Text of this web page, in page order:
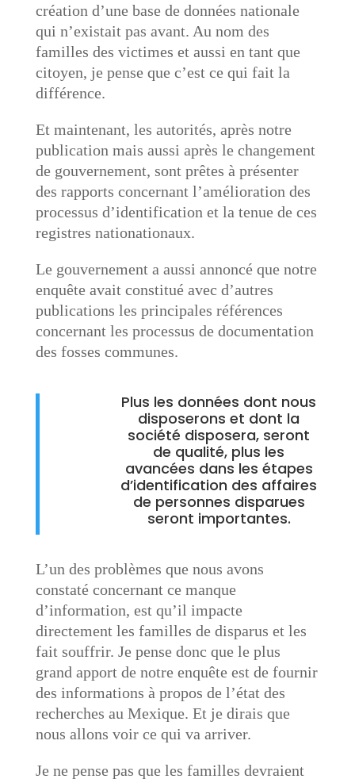
création d’une base de données nationale
qui n’existait pas avant. Au nom des
familles des victimes et aussi en tant que
citoyen, je pense que c’est ce qui fait la
différence.
Et maintenant, les autorités, après notre
publication mais aussi après le changement
de gouvernement, sont prêtes à présenter
des rapports concernant l’amélioration des
processus d’identification et la tenue de ces
registres nationationaux.
Le gouvernement a aussi annoncé que notre
enquête avait constitué avec d’autres
publications les principales références
concernant les processus de documentation
des fosses communes.
Plus les données dont nous
disposerons et dont la
société disposera, seront
de qualité, plus les
avancées dans les étapes
d’identification des affaires
de personnes disparues
seront importantes.
L’un des problèmes que nous avons
constaté concernant ce manque
d’information, est qu’il impacte
directement les familles de disparus et les
fait souffrir. Je pense donc que le plus
grand apport de notre enquête est de fournir
des informations à propos de l’état des
recherches au Mexique. Et je dirais que
nous allons voir ce qui va arriver.
Je ne pense pas que les familles devraient